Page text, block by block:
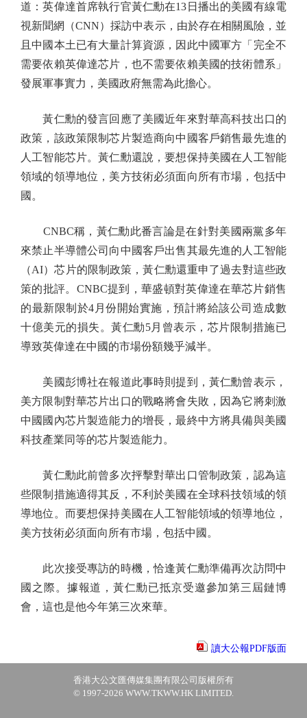
道：英偉達首席執行官黃仁勳在13日播出的美國有線電
視新聞網（CNN）採訪中表示，由於存在相關風險，並
且中國本土已有大量計算資源，因此中國軍方「完全不
需要依賴英偉達芯片，也不需要依賴美國的技術體系」
發展軍事實力，美國政府無需為此擔心。
黃仁勳的發言回應了美國近年來對華高科技出口的
政策，該政策限制芯片製造商向中國客戶銷售最先進的
人工智能芯片。黃仁勳還說，要想保持美國在人工智能
領域的領導地位，美方技術必須面向所有市場，包括中
國。
CNBC稱，黃仁勳此番言論是在針對美國兩黨多年
來禁止半導體公司向中國客戶出售其最先進的人工智能
（AI）芯片的限制政策，黃仁勳還重申了過去對這些政
策的批評。CNBC提到，華盛頓對英偉達在華芯片銷售
的最新限制於4月份開始實施，預計將給該公司造成數
十億美元的損失。黃仁勳5月曾表示，芯片限制措施已
導致英偉達在中國的市場份額幾乎減半。
美國彭博社在報道此事時則提到，黃仁勳曾表示，
美方限制對華芯片出口的戰略將會失敗，因為它將刺激
中國國內芯片製造能力的增長，最終中方將具備與美國
科技產業同等的芯片製造能力。
黃仁勳此前曾多次抨擊對華出口管制政策，認為這
些限制措施適得其反，不利於美國在全球科技領域的領
導地位。而要想保持美國在人工智能領域的領導地位，
美方技術必須面向所有市場，包括中國。
此次接受專訪的時機，恰逢黃仁勳準備再次訪問中
國之際。據報道，黃仁勳已抵京受邀參加第三屆鏈博
會，這也是他今年第三次來華。
讀大公報PDF版面
香港大公文匯傳媒集團有限公司版權所有
© 1997-2026 WWW.TKWW.HK LIMITED.